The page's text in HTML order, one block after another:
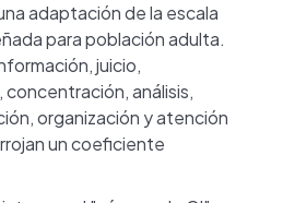
adaptación de la escala
para población adulta.
juicio,
análisis,
organización y atención
un coeficiente